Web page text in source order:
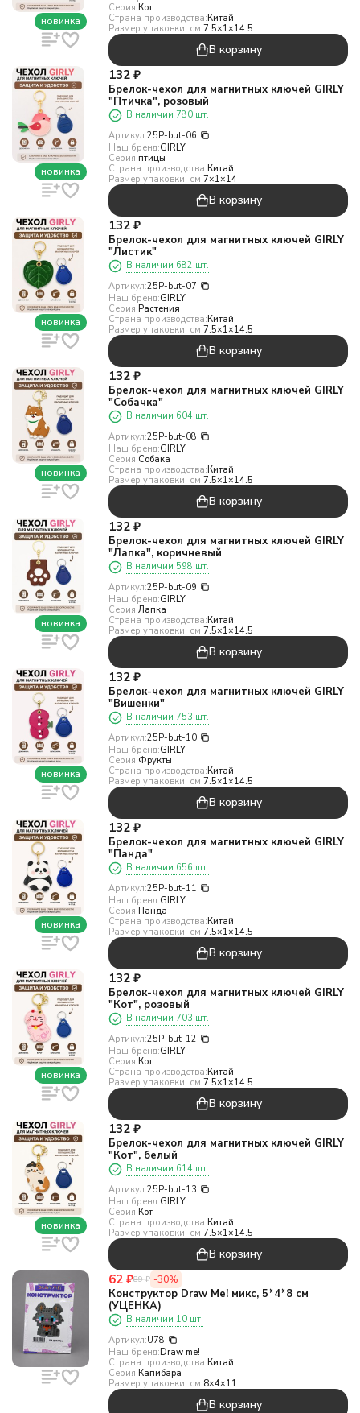
новинка
Серия:Кот
Страна производства:Китай
Размер упаковки, см:7.5×1×14.5
В корзину
новинка
132 ₽
Брелок-чехол для магнитных ключей GIRLY
"Птичка", розовый
В наличии 780 шт.
Артикул:25P-but-06
Наш бренд:GIRLY
Серия:птицы
Страна производства:Китай
Размер упаковки, см:7×1×14
В корзину
новинка
132 ₽
Брелок-чехол для магнитных ключей GIRLY
"Листик"
В наличии 682 шт.
Артикул:25P-but-07
Наш бренд:GIRLY
Серия:Растения
Страна производства:Китай
Размер упаковки, см:7.5×1×14.5
В корзину
новинка
132 ₽
Брелок-чехол для магнитных ключей GIRLY
"Собачка"
В наличии 604 шт.
Артикул:25P-but-08
Наш бренд:GIRLY
Серия:Собака
Страна производства:Китай
Размер упаковки, см:7.5×1×14.5
В корзину
новинка
132 ₽
Брелок-чехол для магнитных ключей GIRLY
"Лапка", коричневый
В наличии 598 шт.
Артикул:25P-but-09
Наш бренд:GIRLY
Серия:Лапка
Страна производства:Китай
Размер упаковки, см:7.5×1×14.5
В корзину
новинка
132 ₽
Брелок-чехол для магнитных ключей GIRLY
"Вишенки"
В наличии 753 шт.
Артикул:25P-but-10
Наш бренд:GIRLY
Серия:Фрукты
Страна производства:Китай
Размер упаковки, см:7.5×1×14.5
В корзину
новинка
132 ₽
Брелок-чехол для магнитных ключей GIRLY
"Панда"
В наличии 656 шт.
Артикул:25P-but-11
Наш бренд:GIRLY
Серия:Панда
Страна производства:Китай
Размер упаковки, см:7.5×1×14.5
В корзину
новинка
132 ₽
Брелок-чехол для магнитных ключей GIRLY
"Кот", розовый
В наличии 703 шт.
Артикул:25P-but-12
Наш бренд:GIRLY
Серия:Кот
Страна производства:Китай
Размер упаковки, см:7.5×1×14.5
В корзину
новинка
132 ₽
Брелок-чехол для магнитных ключей GIRLY
"Кот", белый
В наличии 614 шт.
Артикул:25P-but-13
Наш бренд:GIRLY
Серия:Кот
Страна производства:Китай
Размер упаковки, см:7.5×1×14.5
В корзину
62 ₽89 ₽ -30%
Конструктор Draw Me! микс, 5*4*8 см
(УЦЕНКА)
В наличии 10 шт.
Артикул:U78
Наш бренд:Draw me!
Страна производства:Китай
Серия:Капибара
Размер упаковки, см:8×4×11
В корзину